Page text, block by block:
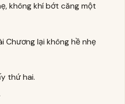
không khí bớt căng một
Chương lại không hề nhẹ
thứ hai.